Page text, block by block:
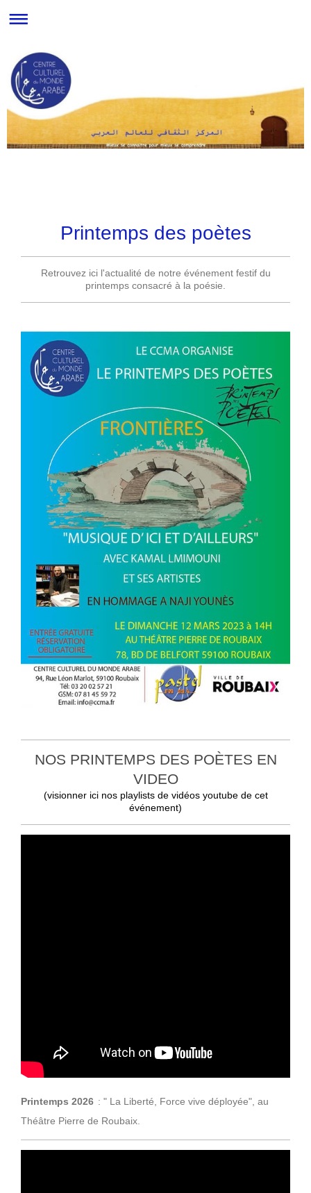
Printemps des poètes
Retrouvez ici l'actualité de notre événement festif du
printemps consacré à la poésie.
NOS PRINTEMPS DES POÈTES EN
VIDEO
(visionner ici nos playlists de vidéos youtube de cet
événement)
Printemps 2026 : " La Liberté, Force vive déployée", au
Théâtre Pierre de Roubaix.